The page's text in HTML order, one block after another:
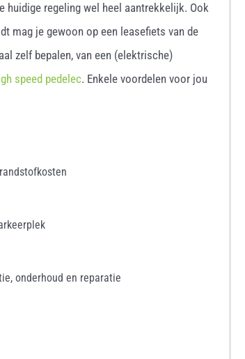
huidige regeling wel heel aantrekkelijk. Ook
mag je gewoon op een leasefiets van de
zelf bepalen, van een (elektrische)
speed pedelec. Enkele voordelen voor jou
onderhoud en reparatie